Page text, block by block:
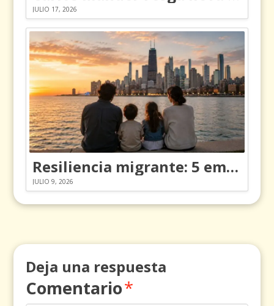
JULIO 17, 2026
Resiliencia migrante: 5 emociones y cómo gestionarlas
JULIO 9, 2026
Deja una respuesta
Comentario*